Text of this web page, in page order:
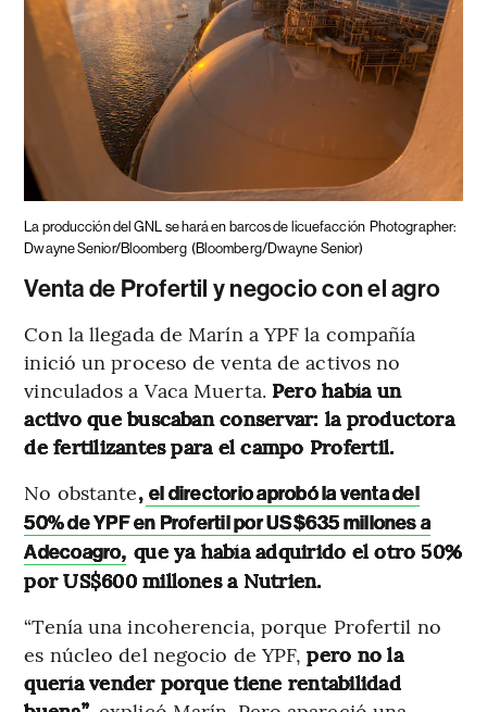
La producción del GNL se hará en barcos de licuefacción Photographer:
Dwayne Senior/Bloomberg (Bloomberg/Dwayne Senior)
Venta de Profertil y negocio con el agro
Con la llegada de Marín a YPF la compañía
inició un proceso de venta de activos no
vinculados a Vaca Muerta. Pero había un
activo que buscaban conservar: la productora
de fertilizantes para el campo Profertil.
No obstante, el directorio aprobó la venta del
50% de YPF en Profertil por US$635 millones a
Adecoagro, que ya había adquirido el otro 50%
por US$600 millones a Nutrien.
“Tenía una incoherencia, porque Profertil no
es núcleo del negocio de YPF,pero no la
quería vender porque tiene rentabilidad